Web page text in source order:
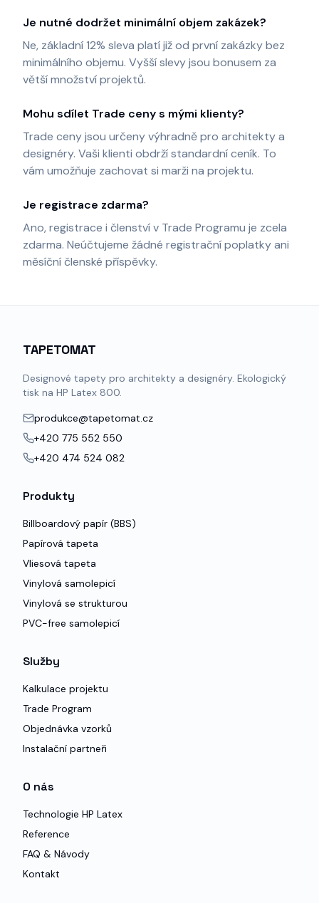
Je nutné dodržet minimální objem zakázek?
Ne, základní 12% sleva platí již od první zakázky bez
minimálního objemu. Vyšší slevy jsou bonusem za
větší množství projektů.
Mohu sdílet Trade ceny s mými klienty?
Trade ceny jsou určeny výhradně pro architekty a
designéry. Vaši klienti obdrží standardní ceník. To
vám umožňuje zachovat si marži na projektu.
Je registrace zdarma?
Ano, registrace i členství v Trade Programu je zcela
zdarma. Neúčtujeme žádné registrační poplatky ani
měsíční členské příspěvky.
TAPETOMAT
Designové tapety pro architekty a designéry. Ekologický
tisk na HP Latex 800.
produkce@tapetomat.cz
+420 775 552 550
+420 474 524 082
Produkty
Billboardový papír (BBS)
Papírová tapeta
Vliesová tapeta
Vinylová samolepicí
Vinylová se strukturou
PVC-free samolepicí
Služby
Kalkulace projektu
Trade Program
Objednávka vzorků
Instalační partneři
O nás
Technologie HP Latex
Reference
FAQ & Návody
Kontakt